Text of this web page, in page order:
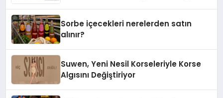
Sorbe içecekleri nerelerden satın
alınır?
Suwen, Yeni Nesil Korseleriyle Korse
Algısını Değiştiriyor